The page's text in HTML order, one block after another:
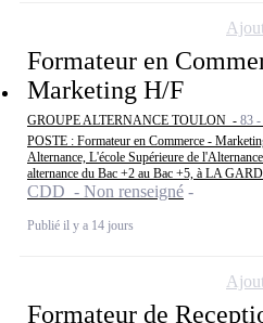
Formateur en
Marketing H/F
GROUPE ALTERNANCE TOULON - 83
POSTE : Formateur en Commerce -
Alternance, L'école Supérieure de
alternance du Bac +2 au Bac +5, à LA
CDD - Non renseigné
Publié il y a 14 jours
Formateur de